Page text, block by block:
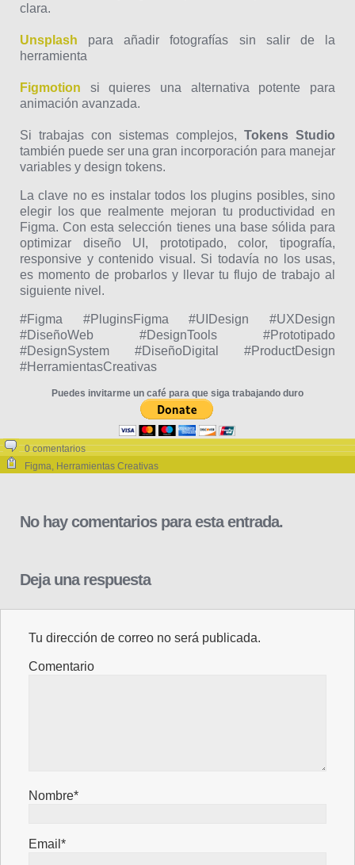
clara.
Unsplash
para añadir fotografías sin salir de la
herramienta
Figmotion
si quieres una alternativa potente para
animación avanzada.
Si trabajas con sistemas complejos, Tokens Studio
también puede ser una gran incorporación para manejar
variables y design tokens.
La clave no es instalar todos los plugins posibles, sino
elegir los que realmente mejoran tu productividad en
Figma. Con esta selección tienes una base sólida para
optimizar diseño UI, prototipado, color, tipografía,
responsive y contenido visual. Si todavía no los usas,
es momento de probarlos y llevar tu flujo de trabajo al
siguiente nivel.
#Figma #PluginsFigma #UIDesign #UXDesign
#DiseñoWeb #DesignTools #Prototipado
#DesignSystem #DiseñoDigital #ProductDesign
#HerramientasCreativas
Puedes invitarme un café para que siga trabajando duro
0 comentarios
Figma, Herramientas Creativas
No hay comentarios para esta entrada.
Deja una respuesta
Tu dirección de correo no será publicada.
Comentario
Nombre*
Email*